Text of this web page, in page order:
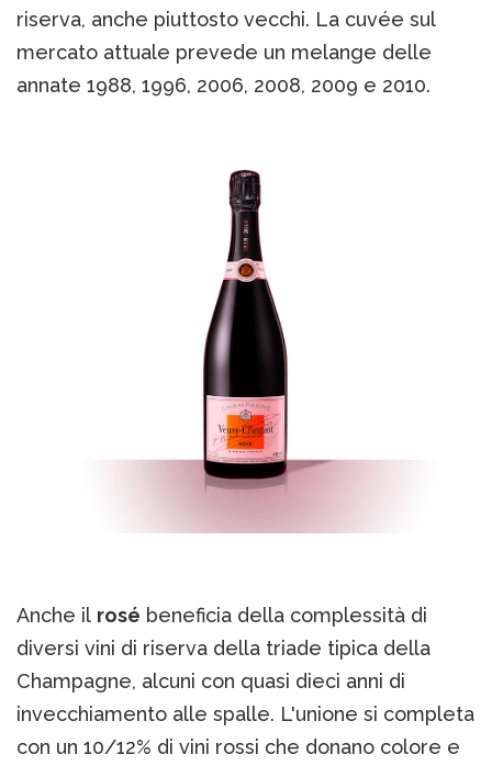
riserva, anche piuttosto vecchi. La cuvée sul
mercato attuale prevede un melange delle
annate 1988, 1996, 2006, 2008, 2009 e 2010.
Anche il rosé beneficia della complessità di
diversi vini di riserva della triade tipica della
Champagne, alcuni con quasi dieci anni di
invecchiamento alle spalle. L'unione si completa
con un 10/12% di vini rossi che donano colore e